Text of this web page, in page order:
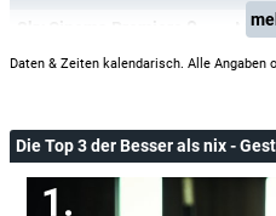
Mo,
Daten & Zeiten kalendarisch. Alle Angaben
Die Top 3 der Besser als nix -